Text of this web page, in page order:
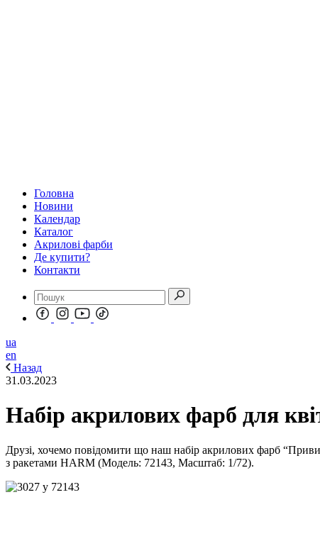
Головна
Новини
Календар
Каталог
Акрилові фарби
Де купити?
Контакти
ua
en
Назад
31.03.2023
Набір акрилових фарб для
Друзі, хочемо повідомити що наш набір акрилових фарб
з ракетами HARM (Модель: 72143, Масштаб: 1/72).